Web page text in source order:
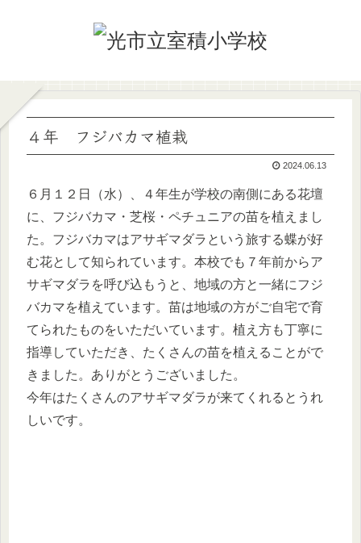
４年 フジバカマ植栽
2024.06.13
６月１２日（水）、４年生が学校の南側にある花壇
に、フジバカマ・芝桜・ペチュニアの苗を植えまし
た。フジバカマはアサギマダラという旅する蝶が好
む花として知られています。本校でも７年前からア
サギマダラを呼び込もうと、地域の方と一緒にフジ
バカマを植えています。苗は地域の方がご自宅で育
てられたものをいただいています。植え方も丁寧に
指導していただき、たくさんの苗を植えることがで
きました。ありがとうございました。
今年はたくさんのアサギマダラが来てくれるとうれ
しいです。